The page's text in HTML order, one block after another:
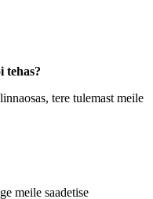
tehas?
tere tulemast meile
meile saadetise